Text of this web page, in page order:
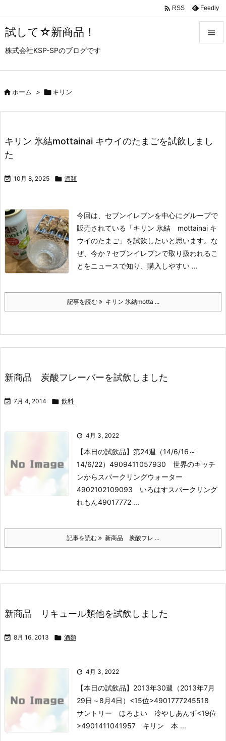
試して☆新商品！
株式会社KSP-SPのブログです

次へ
 RSS Feedly
ホーム > キリン
キリン 氷結mottainai キウイのたまごを試飲しまし
た
 10月 8, 2025  酒類
今回は、セブンイレブンを中心にグループで
販売されている 「キリン 氷結 mottainai キ
ウイのたまご」を試飲したいと思います。 な
ぜ、今か？ セブンイレブンで取り扱われるこ
とをニュースで知り、購入しやすい ...
記事を読む キリン 氷結motta ...
新商品 炭酸フレーバーを試飲しました
 7月 4, 2014  飲料
 4月 3, 2022
【本日の試飲品】第24週（14/6/16～
14/6/22） 4909411057930 世界のキッチ
ンからスパークリングウォーター
4902102109093 いろはすスパークリング
れもん49017772 ...
記事を読む 新商品 炭酸フレ ...
新商品 リキュール類他を試飲しました
 8月 16, 2013  酒類
 4月 3, 2022
【本日の試飲品】2013年30週（2013年7月
29日～8月4日） <15位>4901777245518
サントリー ほろよい 冷やしあんず<19位
>4901411041957 キリン 本 ...